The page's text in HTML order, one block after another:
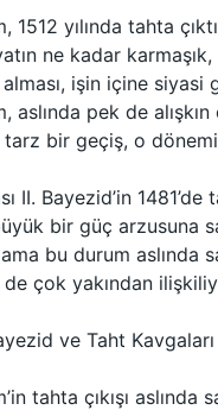
1512 yılında tahta
ne kadar
işin içine
aslında pek de
tarz bir geçiş, o
II. Bayezid’in
bir güç arzusuna
bu durum aslında
çok yakından
ve Taht Kavgaları
tahta çıkışı